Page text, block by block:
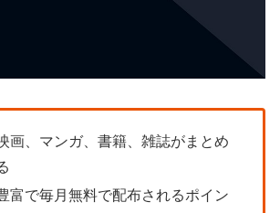
画、マンガ、書籍、雑誌がまとめ
富で毎月無料で配布されるポイン